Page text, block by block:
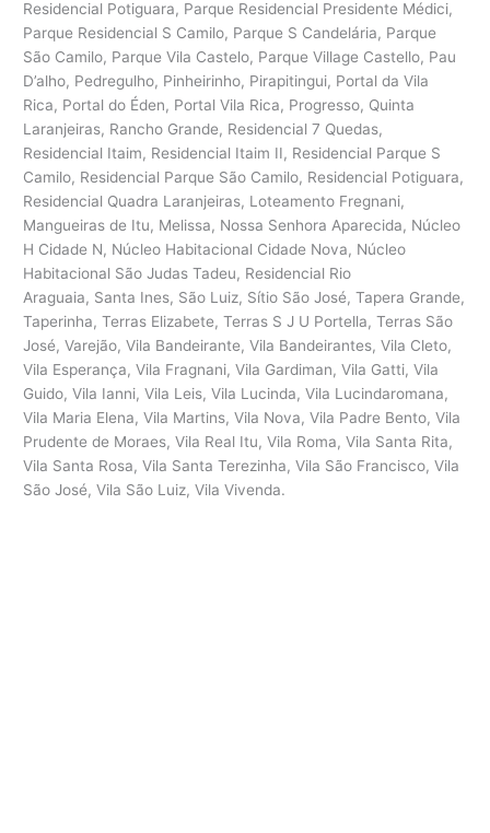
Residencial Potiguara, Parque Residencial Presidente Médici,
Parque Residencial S Camilo, Parque S Candelária, Parque
São Camilo, Parque Vila Castelo, Parque Village Castello, Pau
D’alho, Pedregulho, Pinheirinho, Pirapitingui, Portal da Vila
Rica, Portal do Éden, Portal Vila Rica, Progresso, Quinta
Laranjeiras, Rancho Grande, Residencial 7 Quedas,
Residencial Itaim, Residencial Itaim II, Residencial Parque S
Camilo, Residencial Parque São Camilo, Residencial Potiguara,
Residencial Quadra Laranjeiras, Loteamento Fregnani,
Mangueiras de Itu, Melissa, Nossa Senhora Aparecida, Núcleo
H Cidade N, Núcleo Habitacional Cidade Nova, Núcleo
Habitacional São Judas Tadeu, Residencial Rio
Araguaia, Santa Ines, São Luiz, Sítio São José, Tapera Grande,
Taperinha, Terras Elizabete, Terras S J U Portella, Terras São
José, Varejão, Vila Bandeirante, Vila Bandeirantes, Vila Cleto,
Vila Esperança, Vila Fragnani, Vila Gardiman, Vila Gatti, Vila
Guido, Vila Ianni, Vila Leis, Vila Lucinda, Vila Lucindaromana,
Vila Maria Elena, Vila Martins, Vila Nova, Vila Padre Bento, Vila
Prudente de Moraes, Vila Real Itu, Vila Roma, Vila Santa Rita,
Vila Santa Rosa, Vila Santa Terezinha, Vila São Francisco, Vila
São José, Vila São Luiz, Vila Vivenda.